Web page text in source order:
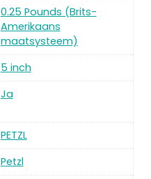
0.25 Pounds (Brits-
Amerikaans
maatsysteem)
5 inch
Ja
PETZL
Petzl